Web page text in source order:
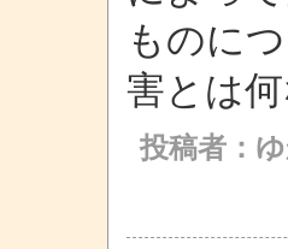
ものに
害とは
投稿者：